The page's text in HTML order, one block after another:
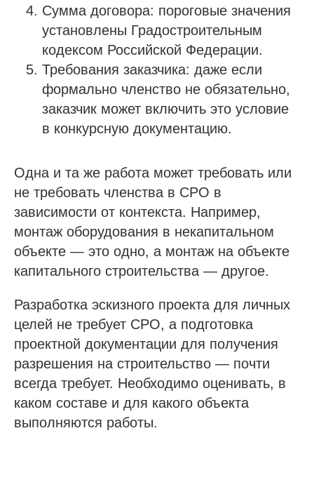
Сумма договора: пороговые значения
установлены Градостроительным
кодексом Российской Федерации.
Требования заказчика: даже если
формально членство не обязательно,
заказчик может включить это условие
в конкурсную документацию.
Одна и та же работа может требовать или
не требовать членства в СРО в
зависимости от контекста. Например,
монтаж оборудования в некапитальном
объекте — это одно, а монтаж на объекте
капитального строительства — другое.
Разработка эскизного проекта для личных
целей не требует СРО, а подготовка
проектной документации для получения
разрешения на строительство — почти
всегда требует. Необходимо оценивать, в
каком составе и для какого объекта
выполняются работы.